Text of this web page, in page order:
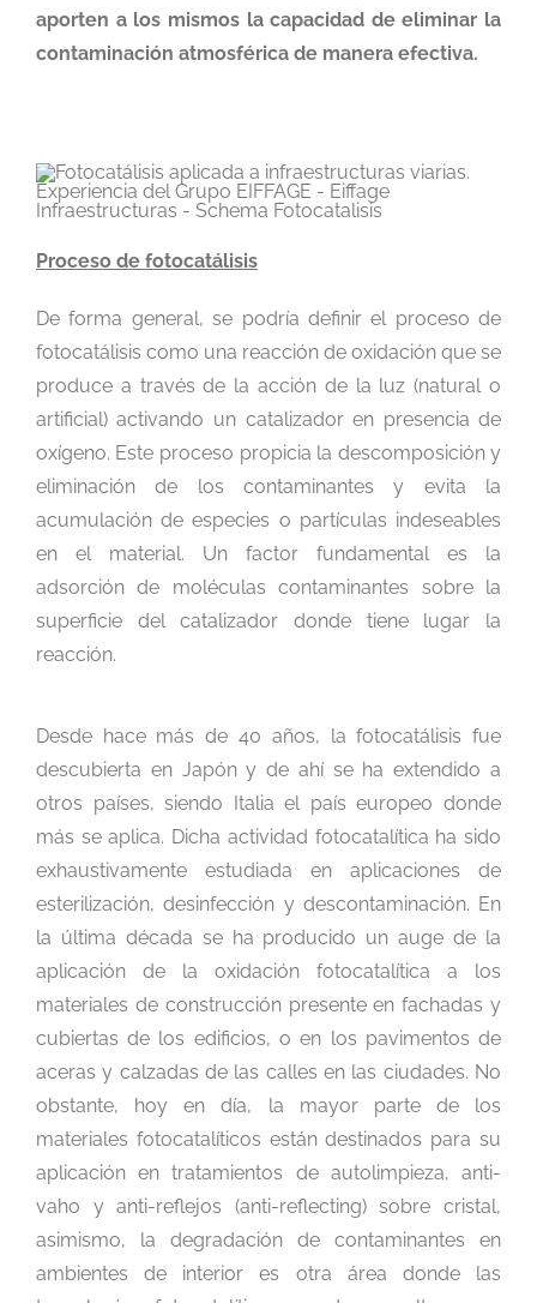
aporten a los mismos la capacidad de eliminar la
contaminación atmosférica de manera efectiva.
Proceso de fotocatálisis
De forma general, se podría definir el proceso de
fotocatálisis como una reacción de oxidación que se
produce a través de la acción de la luz (natural o
artificial) activando un catalizador en presencia de
oxígeno. Este proceso propicia la descomposición y
eliminación de los contaminantes y evita la
acumulación de especies o partículas indeseables
en el material. Un factor fundamental es la
adsorción de moléculas contaminantes sobre la
superficie del catalizador donde tiene lugar la
reacción.
Desde hace más de 40 años, la fotocatálisis fue
descubierta en Japón y de ahí se ha extendido a
otros países, siendo Italia el país europeo donde
más se aplica. Dicha actividad fotocatalítica ha sido
exhaustivamente estudiada en aplicaciones de
esterilización, desinfección y descontaminación. En
la última década se ha producido un auge de la
aplicación de la oxidación fotocatalítica a los
materiales de construcción presente en fachadas y
cubiertas de los edificios, o en los pavimentos de
aceras y calzadas de las calles en las ciudades. No
obstante, hoy en día, la mayor parte de los
materiales fotocatalíticos están destinados para su
aplicación en tratamientos de autolimpieza, anti-
vaho y anti-reflejos (anti-reflecting) sobre cristal,
asimismo, la degradación de contaminantes en
ambientes de interior es otra área donde las